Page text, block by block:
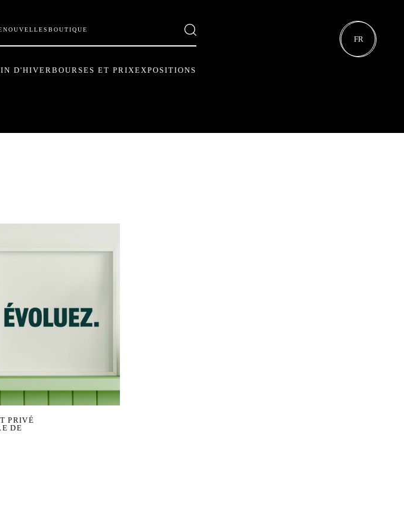
NOUVELLES BOUTIQUE
D'HIVERBOURSES ET PRIXEXPOSITIONS
FR
PRIVÉ
DE